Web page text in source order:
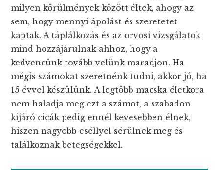
milyen körülmények között éltek, ahogy az
sem, hogy mennyi ápolást és szeretetet
kaptak. A táplálkozás és az orvosi vizsgálatok
mind hozzájárulnak ahhoz, hogy a
kedvencünk tovább velünk maradjon. Ha
mégis számokat szeretnénk tudni, akkor jó, ha
15 évvel készülünk. A legtöbb macska életkora
nem haladja meg ezt a számot, a szabadon
kijáró cicák pedig ennél kevesebben élnek,
hiszen nagyobb eséllyel sérülnek meg és
találkoznak betegségekkel.